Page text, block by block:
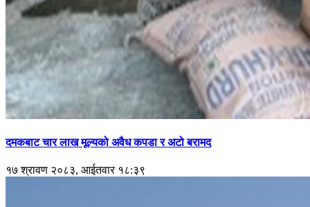
दमकबाट चार लाख मूल्यको अवैध कपडा र अटो बरामद
१७ श्रावण २०८३, आईतवार १८:३९